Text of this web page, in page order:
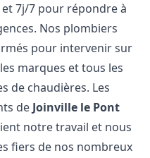
7j/7 pour répondre à
Nos plombiers
pour intervenir sur
marques et tous les
de chaudières. Les
de Joinville le Pont
notre travail et nous
fiers de nos nombreux